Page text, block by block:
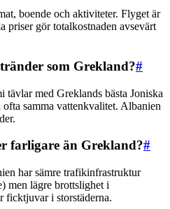
boende och aktiviteter. Flyget är
priser gör totalkostnaden avsevärt
som Grekland?#
med Greklands bästa Joniska
samma vattenkvalitet. Albanien
farligare än Grekland?#
har sämre trafikinfrastruktur
men lägre brottslighet i
ficktjuvar i storstäderna.